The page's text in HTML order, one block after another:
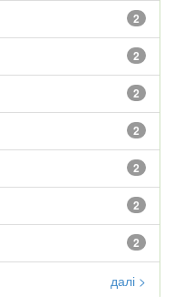
2
2
2
2
2
2
2
далі >